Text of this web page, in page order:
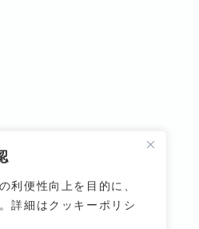
利便性向上を目的に、
詳細はクッキーポリシ